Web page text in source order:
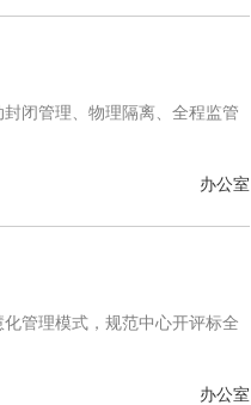
闭管理、物理隔离、全程监管
办公室
管理模式，规范中心开评标全
办公室